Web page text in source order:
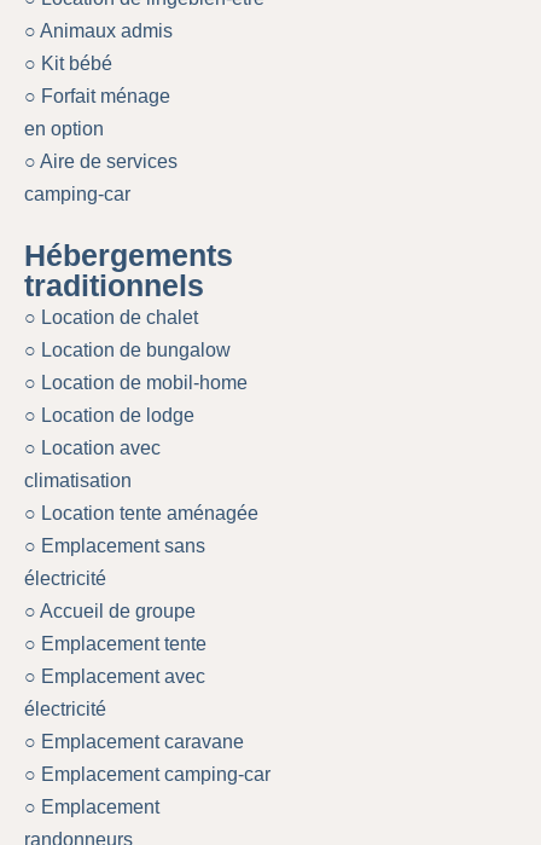
○ Animaux admis
○ Kit bébé
○ Forfait ménage
en option
○ Aire de services
camping-car
Hébergements
traditionnels
○ Location de chalet
○ Location de bungalow
○ Location de mobil-home
○ Location de lodge
○ Location avec
climatisation
○ Location tente aménagée
○ Emplacement sans
électricité
○ Accueil de groupe
○ Emplacement tente
○ Emplacement avec
électricité
○ Emplacement caravane
○ Emplacement camping-car
○ Emplacement
randonneurs